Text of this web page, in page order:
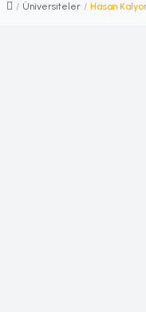
/ Üniversiteler /